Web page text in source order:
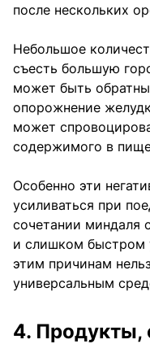
после нескольких
Небольшое
съесть большую
может быть
опорожнение
может
содержимого в
Особенно эти
усиливаться при
сочетании миндаля
и слишком быстром
этим причинам
универсальным
4. Продукты,